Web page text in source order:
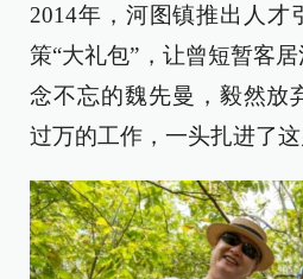
2014年，河图镇推出人才
策“大礼包”，让曾短暂客
念不忘的魏先曼，毅然放
过万的工作，一头扎进了这